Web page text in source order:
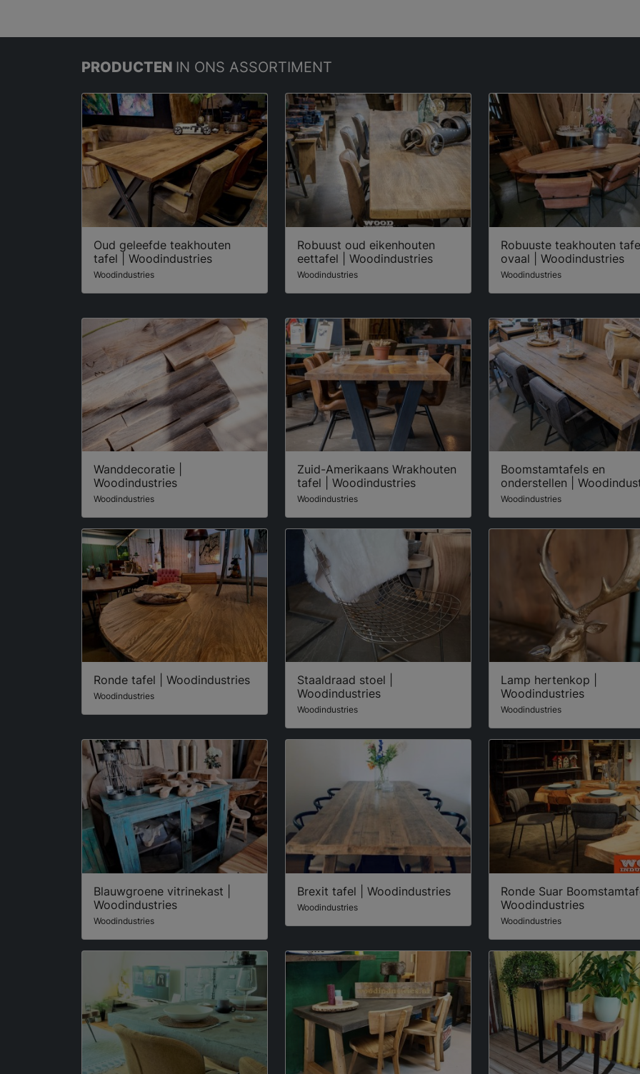
PRODUCTEN IN ONS ASSORTIMENT
Oud geleefde teakhouten
tafel | Woodindustries
Woodindustries
Robuust oud eikenhouten
eettafel | Woodindustries
Woodindustries
Robuuste teakhouten
ovaal | Woodindustries
Woodindustries
Wanddecoratie |
Woodindustries
Woodindustries
Zuid-Amerikaans Wrakhouten
tafel | Woodindustries
Woodindustries
Boomstamtafels en
onderstellen |
Woodindustries
Ronde tafel | Woodindustries
Woodindustries
Staaldraad stoel |
Woodindustries
Woodindustries
Lamp hertenkop |
Woodindustries
Woodindustries
Blauwgroene vitrinekast |
Woodindustries
Woodindustries
Brexit tafel | Woodindustries
Woodindustries
Ronde Suar
Woodindustries
Woodindustries